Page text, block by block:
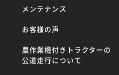
メンテナンス
お客様の声
農作業機付きトラクターの
公道走行について